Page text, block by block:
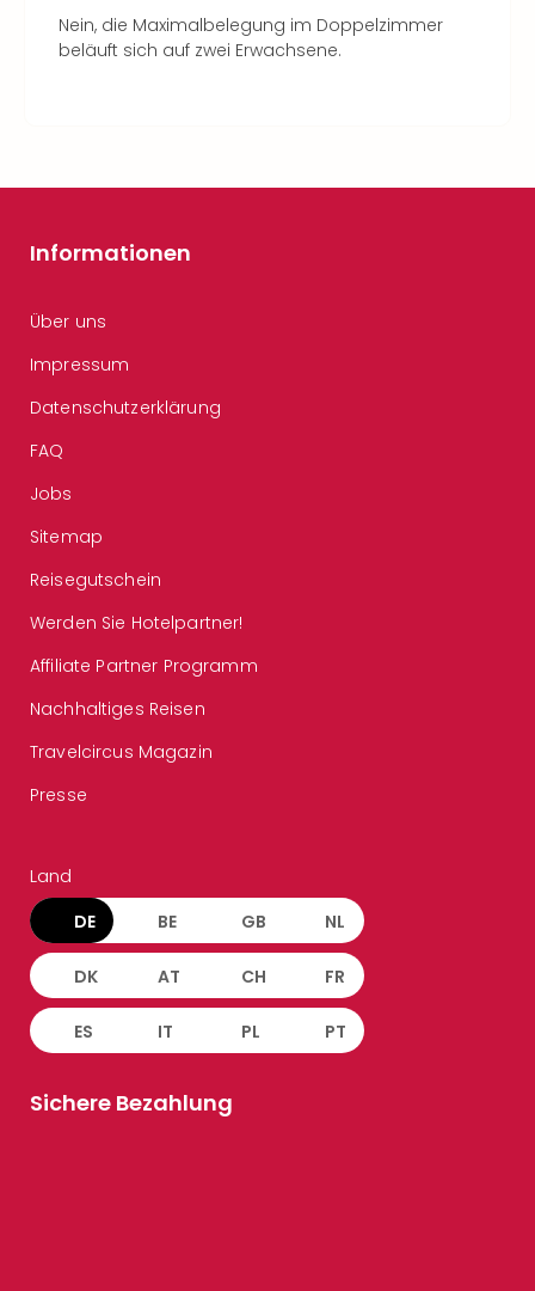
Nein, die Maximalbelegung im Doppelzimmer
beläuft sich auf zwei Erwachsene.
Informationen
Über uns
Impressum
Datenschutzerklärung
FAQ
Jobs
Sitemap
Reisegutschein
Werden Sie Hotelpartner!
Affiliate Partner Programm
Nachhaltiges Reisen
Travelcircus Magazin
Presse
Land
DE BE GB NL
DK AT CH FR
ES IT PL PT
Sichere Bezahlung